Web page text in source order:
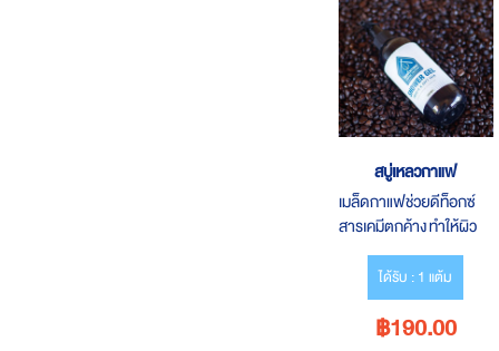
สบู่เหลวกาแฟ
เมล็ดกาแฟช่วยดีท็อกซ์
สารเคมีตกค้าง ทำให้ผิว
สุขภาพดี
ได้รับ : 1 แต้ม
฿190.00